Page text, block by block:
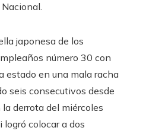
japonesa de los
número 30 con
estado en una mala racha
seis consecutivos desde
derrota del miércoles
colocar a dos